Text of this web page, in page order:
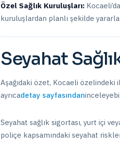
Özel Sağlık Kuruluşları: Kocaeli’da
kuruluşlardan planlı şekilde
Seyahat
Aşağıdaki özet, Kocaeli özelindeki
ayrıcadetay sayfasından
Seyahat sağlık sigortası, yurt içi
poliçe kapsamındaki seyahat